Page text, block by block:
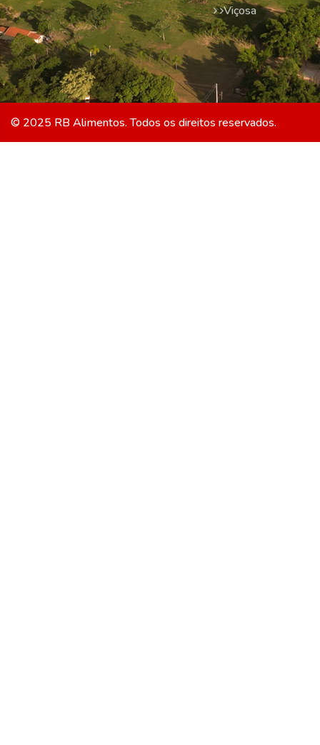
Viçosa
© 2025 RB Alimentos. Todos os direitos reservados.